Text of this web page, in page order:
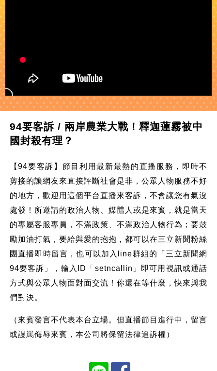
94要客訴 / 兩岸農業大戰！釋迦蓮霧被中
國封殺有理？
【94要客訴】節目利用最新最熱的直播服務，即時不
剪接的讓網友來直接評斷社會是非，公眾人物服務不好
的地方，歡迎用這個平台直播來客訴，不會讓您有氣沒
處發！所邀請的政治人物、媒體人或是來賓，就是當天
的專屬客服專員，不滿政策、不滿政治人物行為；要鼓
勵加油打氣，要給與愛的抱抱，都可以在三立新聞粉絲
團直播即時留言，也可以加入line群組的「三立新聞網
94要客訴」，輸入ID「setncallin」即可用視訊或通話
方式與公眾人物面對面交流！你還在等什麼，快來與我
們對決。
（來賓發言不代表本台立場。但直播節目進行中，留言
或謾罵侮辱來賓，本公司將保留法律追訴權）